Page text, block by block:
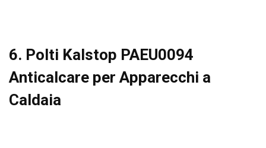
6. Polti Kalstop PAEU0094
Anticalcare per Apparecchi a
Caldaia